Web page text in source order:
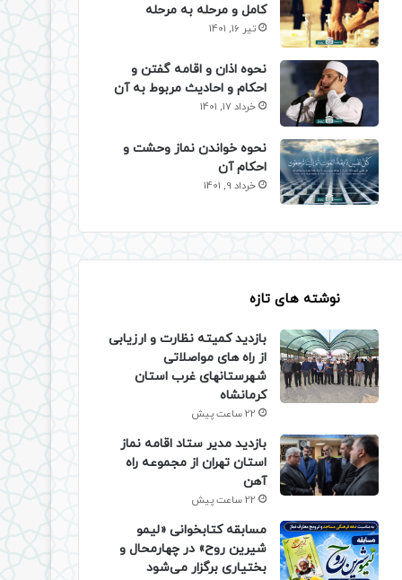
کامل و مرحله به مرحله
تیر 16, 1401
نحوه اذان و اقامه گفتن و
احکام و احادیث مربوط به آن
خرداد 17, 1401
نحوه خواندن نماز وحشت و
احکام آن
خرداد 9, 1401
نوشته های تازه
بازدید کمیته نظارت و ارزیابی
از راه های مواصلاتی
شهرستانهای غرب استان
کرمانشاه
22 ساعت پیش
بازدید مدیر ستاد اقامه نماز
استان تهران از مجموعه راه
آهن
22 ساعت پیش
مسابقه کتابخوانی «لیمو
شیرین روح» در چهارمحال و
بختیاری برگزار می‌شود